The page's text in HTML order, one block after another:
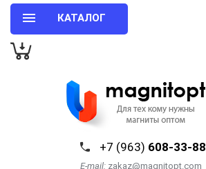
КАТАЛОГ
+7 (963) 608-33-88
E-mail: zakaz@magnitopt.com